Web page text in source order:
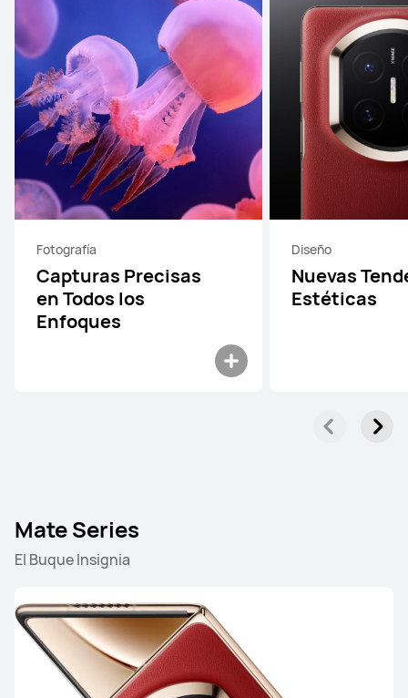
Fotografía
Capturas Precisas
en Todos los
Enfoques
Diseño
Nuevas
Estéticas
Mate Series
El Buque Insignia